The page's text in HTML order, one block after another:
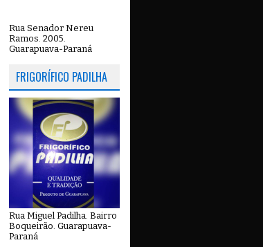
Rua Senador Nereu
Ramos. 2005.
Guarapuava-Paraná
FRIGORÍFICO PADILHA
Rua Miguel Padilha. Bairro
Boqueirão. Guarapuava-
Paraná